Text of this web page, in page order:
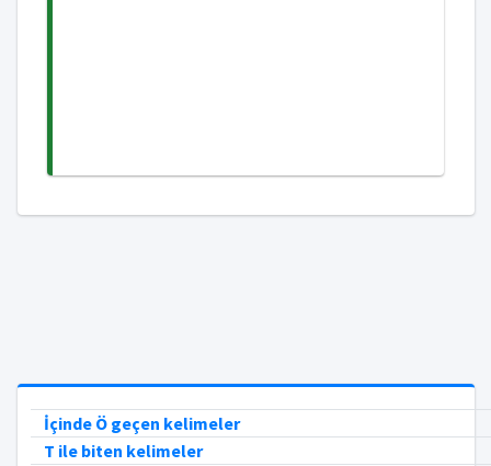
İçinde Ö geçen kelimeler
T ile biten kelimeler